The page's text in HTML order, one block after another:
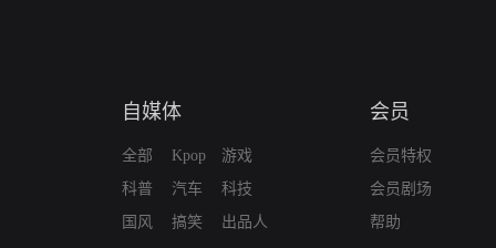
自媒体
全部
科普
国风
Kpop
汽车
搞笑
游戏
科技
出品人
会员
会员特权
会员剧场
帮助